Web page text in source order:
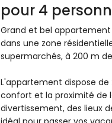
pour 4
Grand et bel appartement
dans une zone
supermarchés, à 200 m
L'appartement dispose de
confort et la proximité de
divertissement, des lieux